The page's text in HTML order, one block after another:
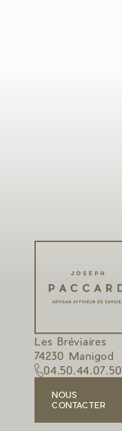
Les Bréviaires
74230 Manigod
04.50.44.07.50
NOUS
CONTACTER